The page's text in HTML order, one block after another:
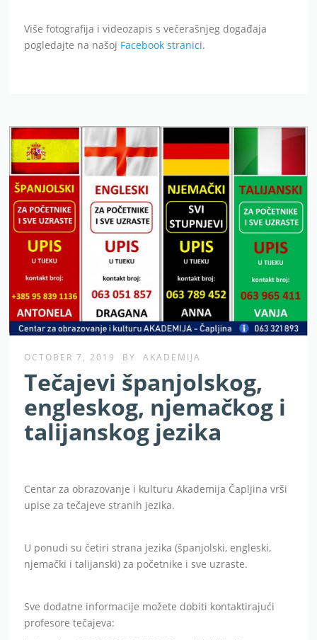
Više fotografija i videozapis s večerašnjeg događaja
pogledajte na našoj Facebook stranici.
OCTOBER 7, 2019 BY AKADEMIJA
Tečajevi španjolskog,
engleskog, njemačkog i
talijanskog jezika
Centar za obrazovanje i kulturu Akademija Čapljina vrši
upise za tečajeve stranih jezika.
U ponudi su četiri strana jezika (španjolski, engleski,
njemački i talijanski) za početnike i sve uzraste.
Sve dodatne informacije možete dobiti kontaktirajući
profesore tečajeva: